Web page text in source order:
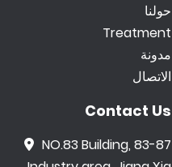
حولنا
Treatment
مدونة
الاتصال
Contact Us
NO.83 Building, 83-87